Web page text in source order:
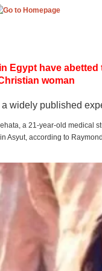
Egypt have
woman
widely published
a 21-year-old medical
Asyut, according to